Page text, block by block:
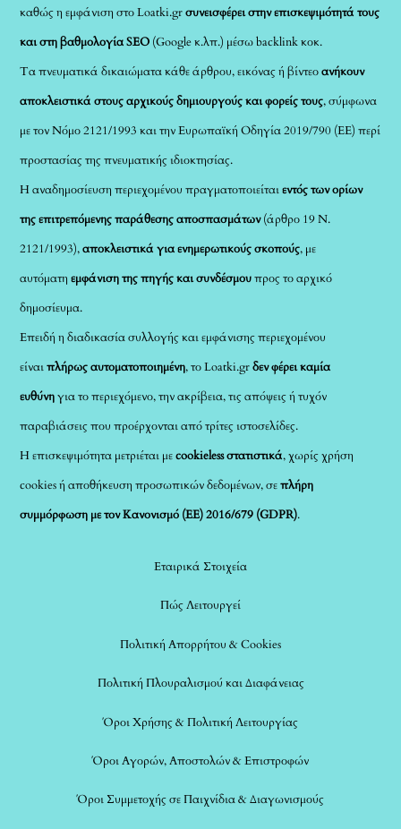
καθώς η εμφάνιση στο Loatki.grσυνεισφέρει στην επισκεψιμότητά τους
και στη βαθμολογία SEO (Google κ.λπ.) μέσω backlink κοκ.
Τα πνευματικά δικαιώματα κάθε άρθρου, εικόνας ή βίντεοανήκουν
αποκλειστικά στους αρχικούς δημιουργούς και φορείς τους, σύμφωνα
με τον Νόμο 2121/1993 και την Ευρωπαϊκή Οδηγία 2019/790 (ΕΕ) περί
προστασίας της πνευματικής ιδιοκτησίας.
Η αναδημοσίευση περιεχομένου πραγματοποιείταιεντός των ορίων
της επιτρεπόμενης παράθεσης αποσπασμάτων(άρθρο 19 Ν.
2121/1993),αποκλειστικά για ενημερωτικούς σκοπούς, με
αυτόματηεμφάνιση της πηγής και συνδέσμουπρος το αρχικό
δημοσίευμα.
Επειδή η διαδικασία συλλογής και εμφάνισης περιεχομένου
είναιπλήρως αυτοματοποιημένη, το Loatki.grδεν φέρει καμία
ευθύνηγια το περιεχόμενο, την ακρίβεια, τις απόψεις ή τυχόν
παραβιάσεις που προέρχονται από τρίτες ιστοσελίδες.
Η επισκεψιμότητα μετριέται μεcookieless στατιστικά, χωρίς χρήση
cookies ή αποθήκευση προσωπικών δεδομένων, σεπλήρη
συμμόρφωση με τον Κανονισμό (ΕΕ) 2016/679 (GDPR).
Εταιρικά Στοιχεία
Πώς Λειτουργεί
Πολιτική Απορρήτου & Cookies
Πολιτική Πλουραλισμού και Διαφάνειας
Όροι Χρήσης & Πολιτική Λειτουργίας
Όροι Αγορών, Αποστολών & Επιστροφών
Όροι Συμμετοχής σε Παιχνίδια & Διαγωνισμούς